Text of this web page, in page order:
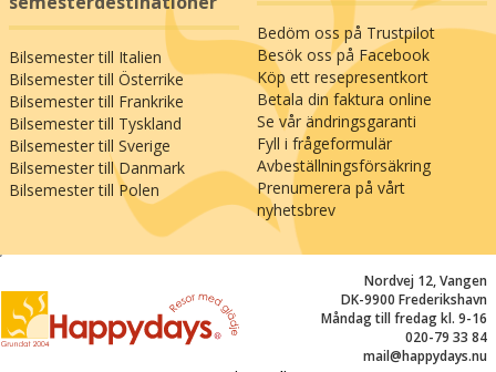
Bilsemester till Italien
Bilsemester till Österrike
Bilsemester till Frankrike
Bilsemester till Tyskland
Bilsemester till Sverige
Bilsemester till Danmark
Bilsemester till Polen
Bedöm oss på Trustpilot
Besök oss på Facebook
Köp ett resepresentkort
Betala din faktura online
Se vår ändringsgaranti
Fyll i frågeformulär
Avbeställningsförsäkring
Prenumerera på vårt
nyhetsbrev
Nordvej 12, Vangen
DK-9900 Frederikshavn
Måndag till fredag kl. 9-16
020-79 33 84
mail@happydays.nu